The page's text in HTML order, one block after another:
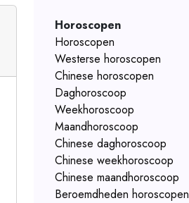
Horoscopen
Horoscopen
Westerse horoscopen
Chinese horoscopen
Daghoroscoop
Weekhoroscoop
Maandhoroscoop
Chinese daghoroscoop
Chinese weekhoroscoop
Chinese maandhoroscoop
Beroemdheden horoscopen